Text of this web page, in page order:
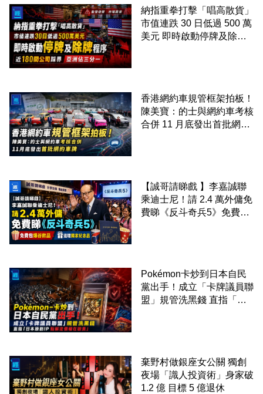
納指重拳打擊「唱高散貨」
市值連跌 30 日低過 500 萬
美元 即時啟動停牌及除牌
香港網約車規管框架拍板！
陳美寶：的士與網約車考核
合併 11 月底發出首批網約
【誠哥請睇戲 】李嘉誠聯
乘迪士尼！請 2.4 萬外傭免
費睇《反斗奇兵5》免費包
Pokémon卡炒到日本自民
黨出手！成立「卡牌議員聯
盟」規管洗黑錢 直指「日
棄野村做銀座女公關 獨創
夜場「識人投資術」身家破
1.2 億 目標 5 億退休